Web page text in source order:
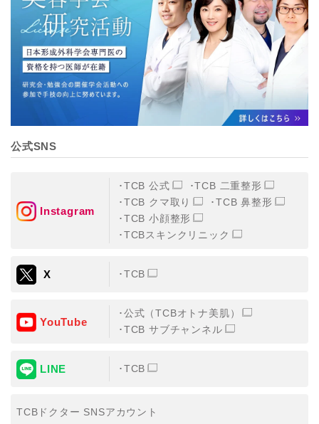
TCBグループは、取り扱う個人情報を、厳正な管理の下
に蓄積・保管し、当該個人情報への不正アクセス・紛
失・破壊・改ざんおよび漏洩等を防止するため、必要か
つ適切な組織的・人的・物理的・技術的防御措置を講じ
ます。
【個人情報の共同利用について】
TCBグループは、【利用目的】達成に必要な範囲で、取
得情報を共同して利用することがあります。
なお、共同利用にあたっては、一般社団法人メディカル
す。
一般社団法人メディカルアライアンス
①共同して利用される情報
②共同して利用する者の範囲
③共同利用する者の利用目的
【外部委託について】
おいて、取得情報の取扱いの全部または一部を外部の業
務委託先に委託することがあります。取得情報の取り扱
公式SNS
Instagram
TCB 公式
TCB 二重整形
TCB クマ取り
TCB 鼻整形
TCB 小顔整形
TCBスキンクリニック
X TCB
YouTube
公式（TCBオトナ美肌）
TCB サブチャンネル
LINE TCB
TCBドクター SNSアカウント